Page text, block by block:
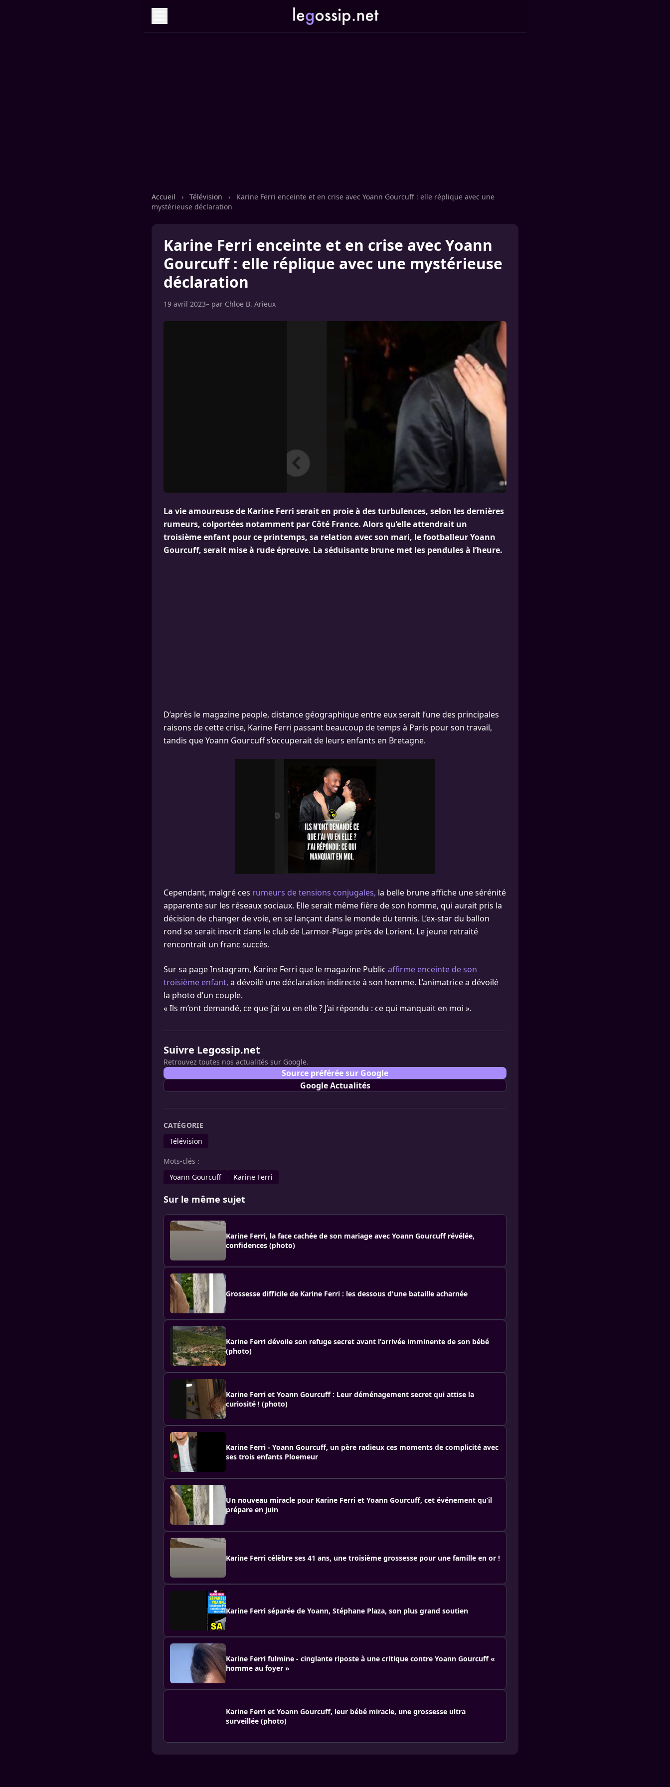
Accueil › Télévision ›
Karine Ferri enceinte et en crise avec Yoann Gourcuff : elle réplique avec une
mystérieuse déclaration
Karine Ferri enceinte et en crise avec Yoann
Gourcuff : elle réplique avec une mystérieuse
déclaration
19 avril 2023– par Chloe B. Arieux
La vie amoureuse de Karine Ferri serait en proie à des turbulences, selon les dernières
rumeurs, colportées notamment par Côté France. Alors qu’elle attendrait un
troisième enfant pour ce printemps, sa relation avec son mari, le footballeur Yoann
Gourcuff, serait mise à rude épreuve. La séduisante brune met les pendules à l’heure.
D’après le magazine people, distance géographique entre eux serait l’une des principales
raisons de cette crise, Karine Ferri passant beaucoup de temps à Paris pour son travail,
tandis que Yoann Gourcuff s’occuperait de leurs enfants en Bretagne.
Cependant, malgré ces rumeurs de tensions conjugales, la belle brune affiche une sérénité
apparente sur les réseaux sociaux. Elle serait même fière de son homme, qui aurait pris la
décision de changer de voie, en se lançant dans le monde du tennis. L’ex-star du ballon
rond se serait inscrit dans le club de Larmor-Plage près de Lorient. Le jeune retraité
rencontrait un franc succès.
Sur sa page Instagram, Karine Ferri que le magazine Public affirme enceinte de son
troisième enfant, a dévoilé une déclaration indirecte à son homme. L’animatrice a dévoilé
la photo d’un couple.
« Ils m’ont demandé, ce que j’ai vu en elle ? J’ai répondu : ce qui manquait en moi ».
Suivre Legossip.net
Retrouvez toutes nos actualités sur Google.
Source préférée sur Google
Google Actualités
CATÉGORIE
Télévision
Mots-clés :
Yoann Gourcuff
Karine Ferri
Sur le même sujet
Karine Ferri, la face cachée de son mariage avec Yoann Gourcuff révélée,
confidences (photo)
Grossesse difficile de Karine Ferri : les dessous d'une bataille acharnée
Karine Ferri dévoile son refuge secret avant l'arrivée imminente de son bébé
(photo)
Karine Ferri et Yoann Gourcuff : Leur déménagement secret qui attise la
curiosité ! (photo)
Karine Ferri - Yoann Gourcuff, un père radieux ces moments de complicité avec
ses trois enfants Ploemeur
Un nouveau miracle pour Karine Ferri et Yoann Gourcuff, cet événement qu’il
prépare en juin
Karine Ferri célèbre ses 41 ans, une troisième grossesse pour une famille en or !
Karine Ferri séparée de Yoann, Stéphane Plaza, son plus grand soutien
Karine Ferri fulmine - cinglante riposte à une critique contre Yoann Gourcuff «
homme au foyer »
Karine Ferri et Yoann Gourcuff, leur bébé miracle, une grossesse ultra
surveillée (photo)